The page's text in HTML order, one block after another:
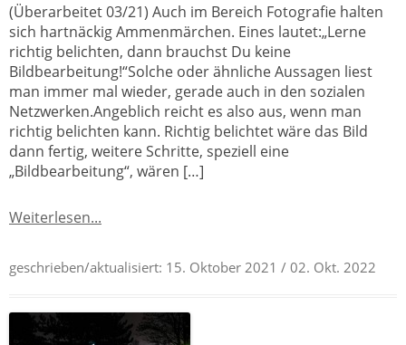
(Überarbeitet 03/21) Auch im Bereich Fotografie halten
sich hartnäckig Ammenmärchen. Eines lautet:„Lerne
richtig belichten, dann brauchst Du keine
Bildbearbeitung!“Solche oder ähnliche Aussagen liest
man immer mal wieder, gerade auch in den sozialen
Netzwerken.Angeblich reicht es also aus, wenn man
richtig belichten kann. Richtig belichtet wäre das Bild
dann fertig, weitere Schritte, speziell eine
„Bildbearbeitung“, wären […]
Weiterlesen...
geschrieben/aktualisiert: 15. Oktober 2021 / 02. Okt. 2022